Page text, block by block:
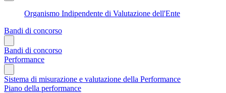
Organismo Indipendente di Valutazione dell'Ente
Bandi di concorso
Bandi di concorso
Performance
Sistema di misurazione e valutazione della Performance
Piano della performance